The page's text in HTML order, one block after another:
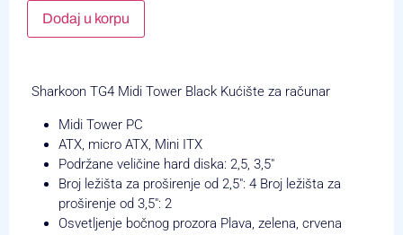
Dodaj u korpu
Sharkoon TG4 Midi Tower Black Kućište za računar
Midi Tower PC
ATX, micro ATX, Mini ITX
Podržane veličine hard diska: 2,5, 3,5″
Broj ležišta za proširenje od 2,5″: 4 Broj ležišta za
proširenje od 3,5″: 2
Osvetljenje bočnog prozora Plava, zelena, crvena